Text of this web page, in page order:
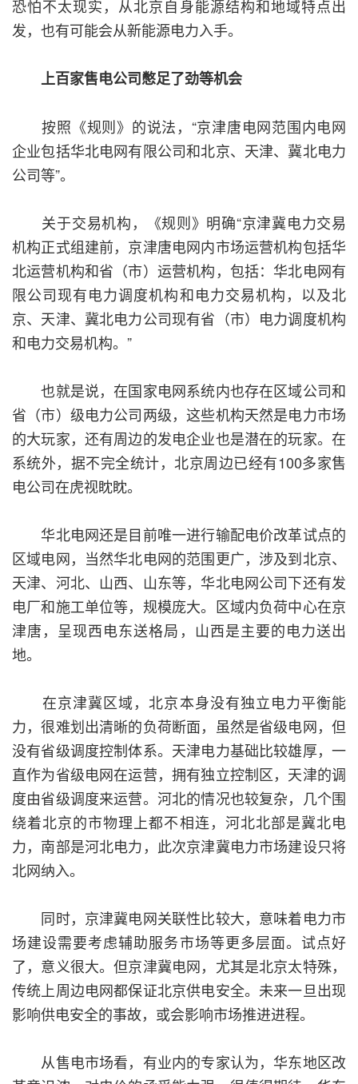
恐怕不太现实，从北京自身能源结构和地域特点出
发，也有可能会从新能源电力入手。
上百家售电公司憋足了劲等机会
按照《规则》的说法，“京津唐电网范围内电网
企业包括华北电网有限公司和北京、天津、冀北电力
公司等”。
关于交易机构，《规则》明确“京津冀电力交易
机构正式组建前，京津唐电网内市场运营机构包括华
北运营机构和省（市）运营机构，包括：华北电网有
限公司现有电力调度机构和电力交易机构，以及北
京、天津、冀北电力公司现有省（市）电力调度机构
和电力交易机构。”
也就是说，在国家电网系统内也存在区域公司和
省（市）级电力公司两级，这些机构天然是电力市场
的大玩家，还有周边的发电企业也是潜在的玩家。在
系统外，据不完全统计，北京周边已经有100多家售
电公司在虎视眈眈。
华北电网还是目前唯一进行输配电价改革试点的
区域电网，当然华北电网的范围更广，涉及到北京、
天津、河北、山西、山东等，华北电网公司下还有发
电厂和施工单位等，规模庞大。区域内负荷中心在京
津唐，呈现西电东送格局，山西是主要的电力送出
地。
在京津冀区域，北京本身没有独立电力平衡能
力，很难划出清晰的负荷断面，虽然是省级电网，但
没有省级调度控制体系。天津电力基础比较雄厚，一
直作为省级电网在运营，拥有独立控制区，天津的调
度由省级调度来运营。河北的情况也较复杂，几个围
绕着北京的市物理上都不相连，河北北部是冀北电
力，南部是河北电力，此次京津冀电力市场建设只将
北网纳入。
同时，京津冀电网关联性比较大，意味着电力市
场建设需要考虑辅助服务市场等更多层面。试点好
了，意义很大。但京津冀电网，尤其是北京太特殊，
传统上周边电网都保证北京供电安全。未来一旦出现
影响供电安全的事故，或会影响市场推进进程。
从售电市场看，有业内的专家认为，华东地区改